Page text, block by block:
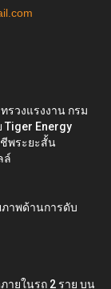
รวงแรงงาน กรม
Energy
พระยะสั้น
ล์
าพด้านการดับ
ายในรถ 2 ราย บน